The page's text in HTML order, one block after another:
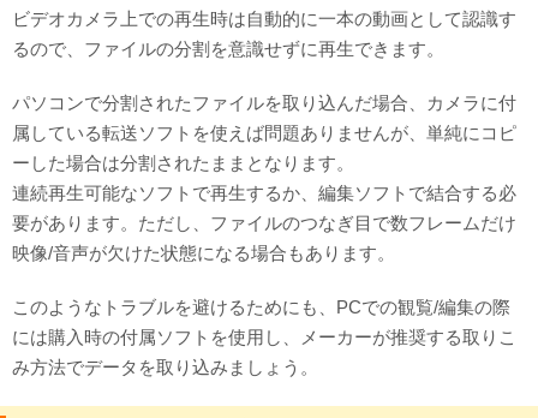
ビデオカメラ上での再生時は自動的に一本の動画として認識す
るので、ファイルの分割を意識せずに再生できます。
パソコンで分割されたファイルを取り込んだ場合、カメラに付
属している転送ソフトを使えば問題ありませんが、単純にコピ
ーした場合は分割されたままとなります。
連続再生可能なソフトで再生するか、編集ソフトで結合する必
要があります。ただし、ファイルのつなぎ目で数フレームだけ
映像/音声が欠けた状態になる場合もあります。
このようなトラブルを避けるためにも、PCでの観覧/編集の際
には購入時の付属ソフトを使用し、メーカーが推奨する取りこ
み方法でデータを取り込みましょう。